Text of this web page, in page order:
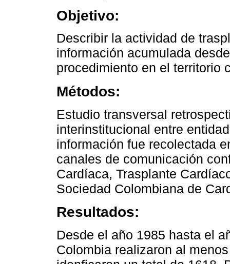
Objetivo:
Describir la actividad de
información acumulada
procedimiento en el territorio
Métodos:
Estudio transversal
interinstitucional entre
información fue recolectada
canales de comunicación
Cardíaca, Trasplante
Sociedad Colombiana de
Resultados:
Desde el año 1985 hasta el
Colombia realizaron al